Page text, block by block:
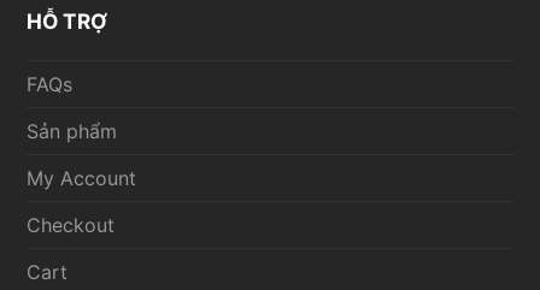
HỖ TRỢ
FAQs
Sản phẩm
My Account
Checkout
Cart